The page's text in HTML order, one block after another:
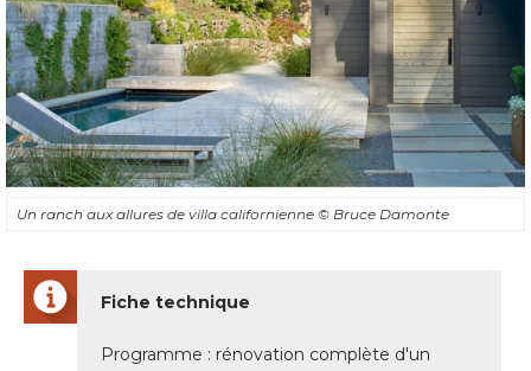
Un ranch aux allures de villa californienne © Bruce Damonte
Fiche technique
Programme : rénovation complète d'un